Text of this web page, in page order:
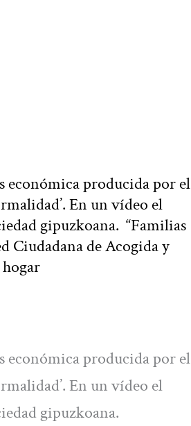
económica producida por el
En un vídeo el
gipuzkoana. “Familias
Ciudadana de Acogida y
hogar
económica producida por el
En un vídeo el
gipuzkoana.